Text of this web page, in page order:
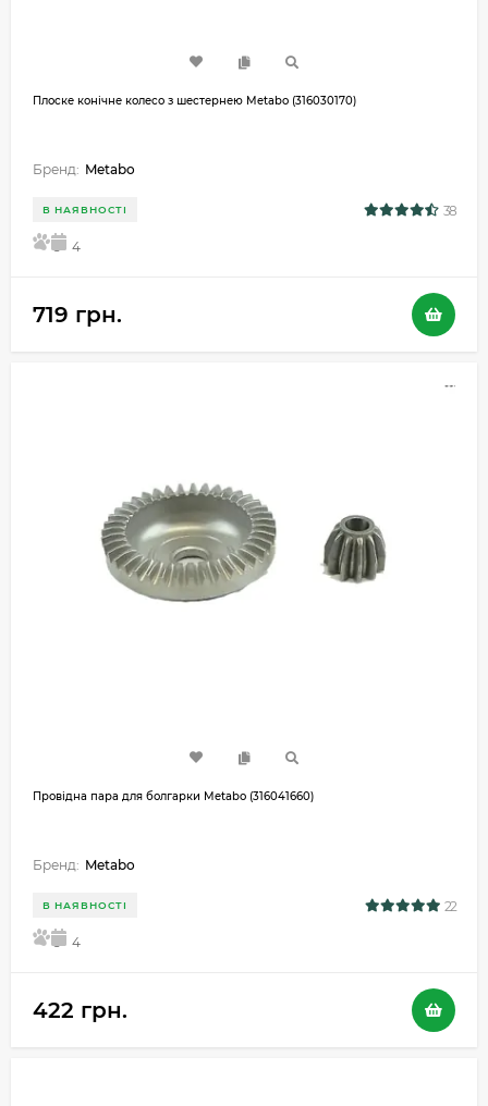
Плоске конічне колесо з шестернею Metabo (316030170)
Бренд: Metabo
В НАЯВНОСТІ 38
5 4
719 грн.
Провідна пара для болгарки Metabo (316041660)
Бренд: Metabo
В НАЯВНОСТІ 22
5 4
422 грн.